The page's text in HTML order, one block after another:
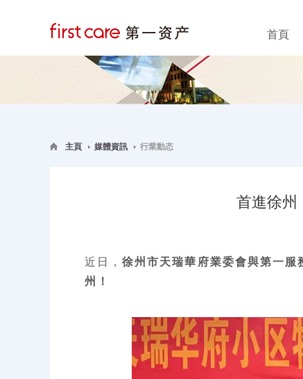
首頁
主頁 媒體資訊 行業動态
首進徐州
近日，徐州市天瑞華府業委會與第一
州！